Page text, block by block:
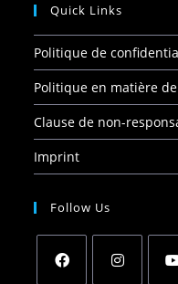
Quick Links
Politique de
Politique en matière
Clause de non-
Imprint
Follow Us